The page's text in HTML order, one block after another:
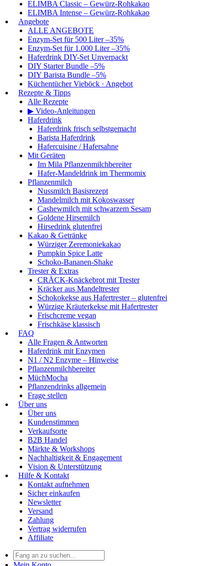
ELIMBA Classic – Gewürz-Rohkakao
ELIMBA Intense – Gewürz-Rohkakao
Angebote
ALLE ANGEBOTE
Enzym-Set für 500 Liter –35%
Enzym-Set für 1.000 Liter –35%
Haferdrink DIY-Set Unverpackt
DIY Starter Bundle –5%
DIY Barista Bundle –5%
Küchentücher Vieböck · Angebot
Rezepte & Tipps
Alle Rezepte
▶ Video-Anleitungen
Haferdrink
Haferdrink frisch selbstgemacht
Barista Haferdrink
Hafercuisine / Hafersahne
Mit Geräten
Im Mila Pflanzenmilchbereiter
Hafer-Mandeldrink im Thermomix
Pflanzenmilch
Nussmilch Basisrezept
Mandelmilch mit Kokoswasser
Cashewmilch mit schwarzem Sesam
Goldene Hirsemilch
Hirsedrink glutenfrei
Kakao & Getränke
Würziger Zeremoniekakao
Pumpkin Spice Latte
Schoko-Bananen-Shake
Trester & Extras
CRÄCK-Knäckebrot mit Trester
Kräcker aus Mandeltrester
Schokokekse aus Hafertrester – glutenfrei
Würzige Kräuterkekse mit Hafertrester
Frischcreme vegan
Frischkäse klassisch
FAQ
Alle Fragen & Antworten
Haferdrink mit Enzymen
N1 / N2 Enzyme – Hinweise
Pflanzenmilchbereiter
MüchMocha
Pflanzendrinks allgemein
Frage stellen
Über uns
Über uns
Kundenstimmen
Verkaufsorte
B2B Handel
Märkte & Workshops
Nachhaltigkeit & Engagement
Vision & Unterstützung
Hilfe & Kontakt
Kontakt aufnehmen
Sicher einkaufen
Newsletter
Versand
Zahlung
Vertrag widerrufen
Affiliate